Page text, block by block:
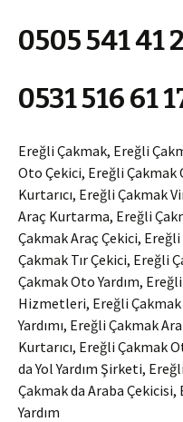
0505 541 41
0531 516 61
Ereğli Çakmak, Ereğli
Oto Çekici, Ereğli
Kurtarıcı, Ereğli Çakmak
Araç Kurtarma, Ereğli
Çakmak Araç Çekici,
Çakmak Tır Çekici, Ereğli
Çakmak Oto Yardım,
Hizmetleri, Ereğli Çakmak
Yardımı, Ereğli Çakmak
Kurtarıcı, Ereğli Çakmak
da Yol Yardım Şirketi,
Çakmak da Araba Çekicisi,
Yardım